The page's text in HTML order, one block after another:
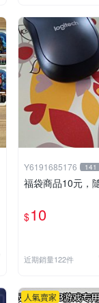
Y6191685176 141
福袋商品10元，
$10
近期銷量122件
人氣賣家